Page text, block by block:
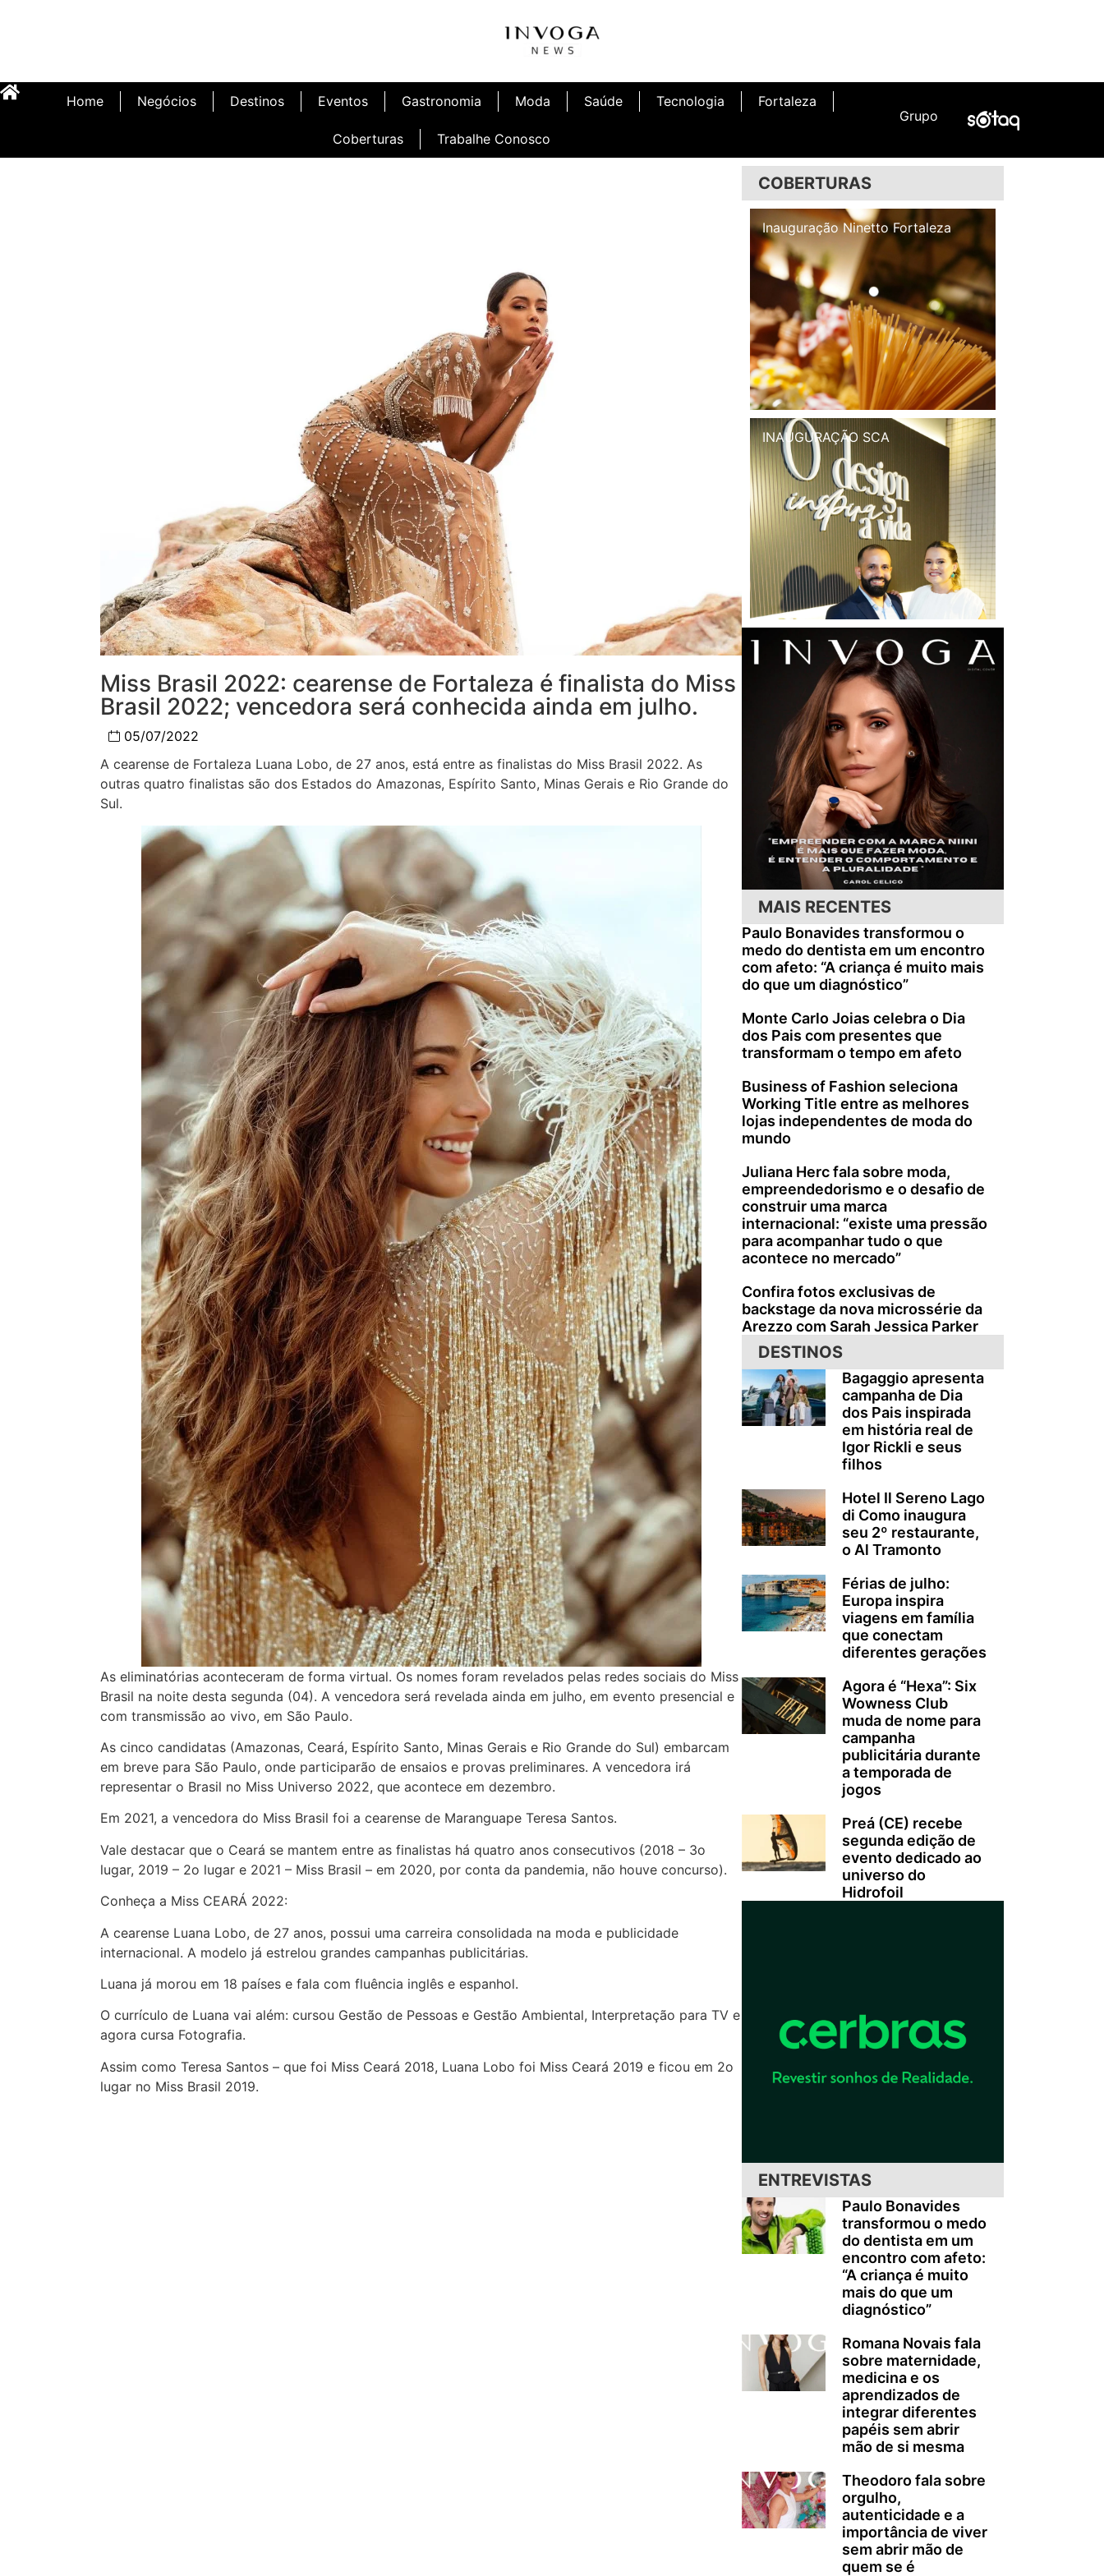
Home Negócios Destinos Eventos Gastronomia Moda Saúde Tecnologia Fortaleza
Coberturas Trabalhe Conosco
Grupo
Miss Brasil 2022: cearense de Fortaleza é finalista do Miss
Brasil 2022; vencedora será conhecida ainda em julho.
05/07/2022
A cearense de Fortaleza Luana Lobo, de 27 anos, está entre as finalistas do Miss Brasil 2022. As
outras quatro finalistas são dos Estados do Amazonas, Espírito Santo, Minas Gerais e Rio Grande do
Sul.
As eliminatórias aconteceram de forma virtual. Os nomes foram revelados pelas redes sociais do Miss
Brasil na noite desta segunda (04). A vencedora será revelada ainda em julho, em evento presencial e
com transmissão ao vivo, em São Paulo.
As cinco candidatas (Amazonas, Ceará, Espírito Santo, Minas Gerais e Rio Grande do Sul) embarcam
em breve para São Paulo, onde participarão de ensaios e provas preliminares. A vencedora irá
representar o Brasil no Miss Universo 2022, que acontece em dezembro.
Em 2021, a vencedora do Miss Brasil foi a cearense de Maranguape Teresa Santos.
Vale destacar que o Ceará se mantem entre as finalistas há quatro anos consecutivos (2018 – 3o
lugar, 2019 – 2o lugar e 2021 – Miss Brasil – em 2020, por conta da pandemia, não houve concurso).
Conheça a Miss CEARÁ 2022:
A cearense Luana Lobo, de 27 anos, possui uma carreira consolidada na moda e publicidade
internacional. A modelo já estrelou grandes campanhas publicitárias.
Luana já morou em 18 países e fala com fluência inglês e espanhol.
O currículo de Luana vai além: cursou Gestão de Pessoas e Gestão Ambiental, Interpretação para TV e
agora cursa Fotografia.
Assim como Teresa Santos – que foi Miss Ceará 2018, Luana Lobo foi Miss Ceará 2019 e ficou em 2o
lugar no Miss Brasil 2019.
COBERTURAS
Inauguração Illa Café
INAUGURAÇÃO SCA
MAIS RECENTES
Paulo Bonavides transformou o
medo do dentista em um encontro
com afeto: “A criança é muito mais
do que um diagnóstico”
Monte Carlo Joias celebra o Dia
dos Pais com presentes que
transformam o tempo em afeto
Business of Fashion seleciona
Working Title entre as melhores
lojas independentes de moda do
mundo
Juliana Herc fala sobre moda,
empreendedorismo e o desafio de
construir uma marca
internacional: “existe uma pressão
para acompanhar tudo o que
acontece no mercado”
Confira fotos exclusivas de
backstage da nova microssérie da
Arezzo com Sarah Jessica Parker
DESTINOS
Bagaggio apresenta
campanha de Dia
dos Pais inspirada
em história real de
Igor Rickli e seus
filhos
Hotel Il Sereno Lago
di Como inaugura
seu 2º restaurante,
o Al Tramonto
Férias de julho:
Europa inspira
viagens em família
que conectam
diferentes gerações
Agora é “Hexa”: Six
Wowness Club
muda de nome para
campanha
publicitária durante
a temporada de
jogos
Preá (CE) recebe
segunda edição de
evento dedicado ao
universo do
Hidrofoil
ENTREVISTAS
Paulo Bonavides
transformou o medo
do dentista em um
encontro com afeto:
“A criança é muito
mais do que um
diagnóstico”
Romana Novais fala
sobre maternidade,
medicina e os
aprendizados de
integrar diferentes
papéis sem abrir
mão de si mesma
Theodoro fala sobre
orgulho,
autenticidade e a
importância de viver
sem abrir mão de
quem se é